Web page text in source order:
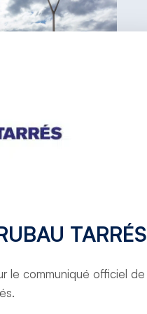
TARRÉS
le communiqué officiel de